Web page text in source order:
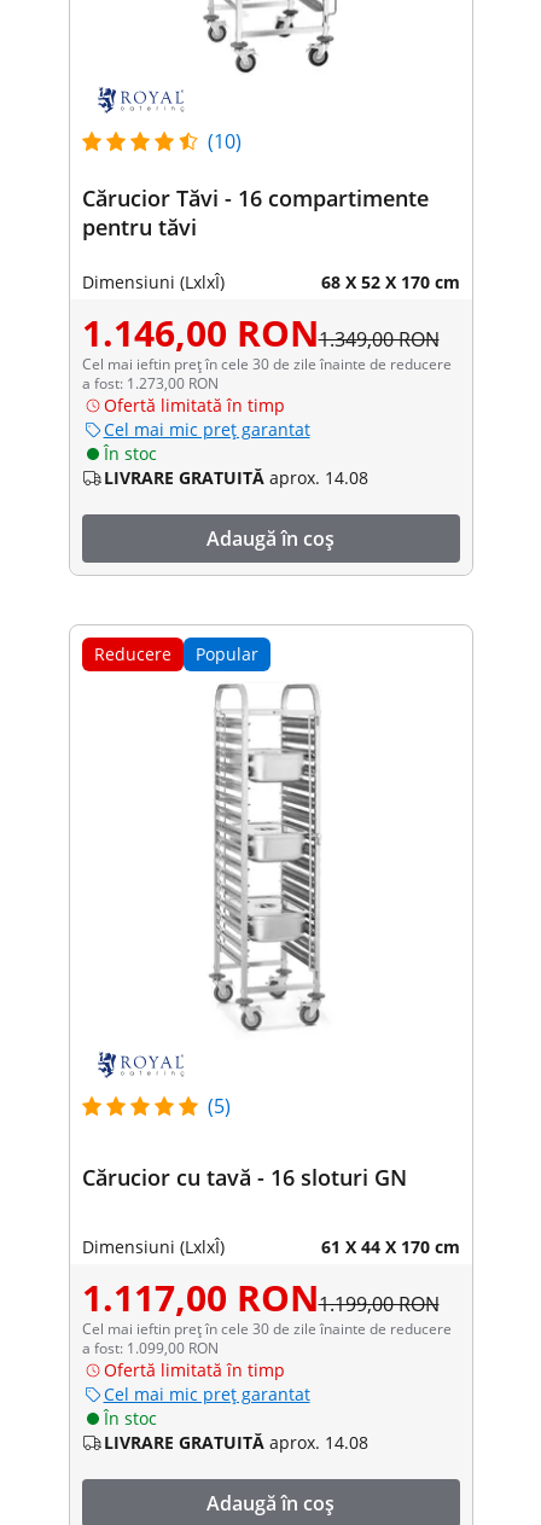
(10)
Cărucior Tăvi - 16 compartimente
pentru tăvi
Dimensiuni (LxlxÎ) 68 X 52 X 170 cm
1.146,00 RON1.349,00 RON
Cel mai ieftin preț în cele 30 de zile înainte de reducere
a fost: 1.273,00 RON
Ofertă limitată în timp
Cel mai mic preț garantat
În stoc
LIVRARE GRATUITĂ aprox. 14.08
Adaugă în coș
Reducere Popular
(5)
Cărucior cu tavă - 16 sloturi GN
Dimensiuni (LxlxÎ) 61 X 44 X 170 cm
1.117,00 RON1.199,00 RON
Cel mai ieftin preț în cele 30 de zile înainte de reducere
a fost: 1.099,00 RON
Ofertă limitată în timp
Cel mai mic preț garantat
În stoc
LIVRARE GRATUITĂ aprox. 14.08
Adaugă în coș